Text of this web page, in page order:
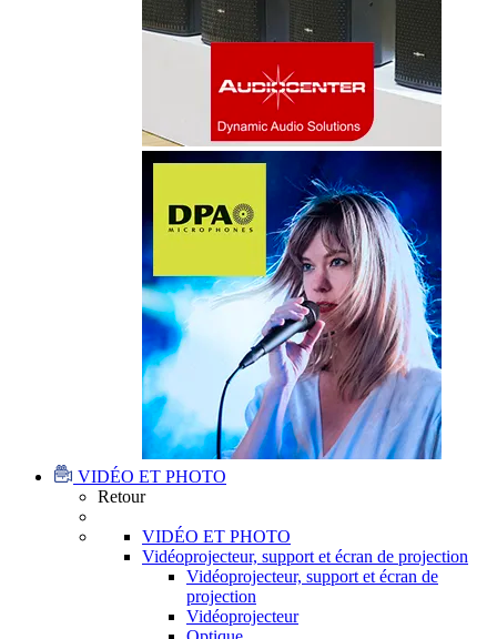
VIDÉO ET PHOTO
Retour
VIDÉO ET PHOTO
Vidéoprojecteur, support et écran de projection
Vidéoprojecteur, support et écran de
projection
Vidéoprojecteur